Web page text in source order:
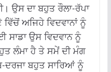
ਉਸ ਦਾ ਬਹੁਤ ਰੌਲਾ-ਰੱਪਾ
ਅਜਿਹੇ ਵਿਦਵਾਨਾਂ ਨੂੰ
ਉਸ ਵਿਦਵਾਨ ਨੂੰ
ਲੰਮਾ ਹੈ ਤੇ ਸਮੇਂ ਦੀ ਮੰਗ
ਬਹੁਤ ਸਾਰਿਆਂ ਨੂੰ